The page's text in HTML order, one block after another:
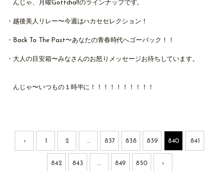
んじゃ、月曜Gottcha!!のラインナップです。
・越後美人リレー〜今週はハカセセレクション！
・Back To The Past〜あなたの青春時代へゴーバック！！
・大人の目安箱〜みなさんのお怒りメッセージお待ちしています。
んじゃ〜いつもの１時半に！！！！！！！！！！
‹ 1 2 837 838 839 840 841
842 843 849 850 ›